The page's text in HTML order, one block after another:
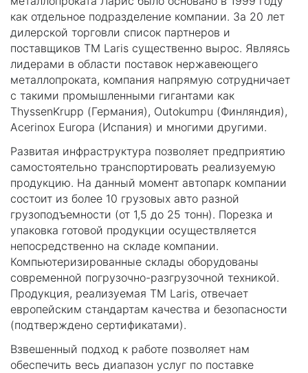
как отдельное подразделение компании. За 20 лет
дилерской торговли список партнеров и
поставщиков TM Laris существенно вырос. Являясь
лидерами в области поставок нержавеющего
металлопроката, компания напрямую сотрудничает
с такими промышленными гигантами как
ThyssenKrupp (Германия), Outokumpu (Финляндия),
Acerinox Europa (Испания) и многими другими.
Развитая инфраструктура позволяет предприятию
самостоятельно транспортировать реализуемую
продукцию. На данный момент автопарк компании
состоит из более 10 грузовых авто разной
грузоподъемности (от 1,5 до 25 тонн). Порезка и
упаковка готовой продукции осуществляется
непосредственно на складе компании.
Компьютеризированные склады оборудованы
современной погрузочно-разгрузочной техникой.
Продукция, реализуемая TM Laris, отвечает
европейским стандартам качества и безопасности
(подтверждено сертификатами).
Взвешенный подход к работе позволяет нам
обеспечить весь диапазон услуг по поставке